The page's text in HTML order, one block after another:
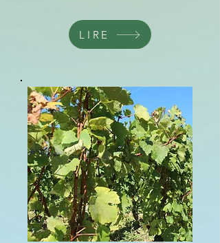
LIRE